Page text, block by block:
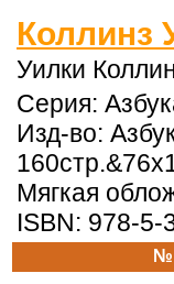
Коллинз
Уилки
Серия:
Изд-во:
Мягкая
ISBN: 978-5-